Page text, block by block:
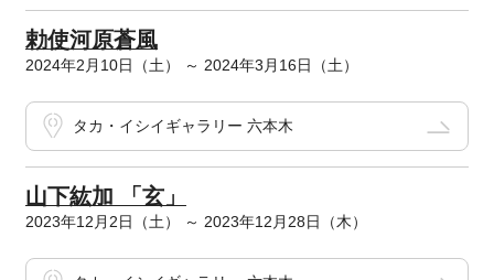
勅使河原蒼風
2024年2月10日（土） ～ 2024年3月16日（土）
タカ・イシイギャラリー 六本木
山下紘加 「玄」
2023年12月2日（土） ～ 2023年12月28日（木）